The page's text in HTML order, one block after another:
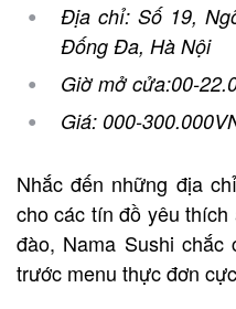
Địa chỉ: Số 19,
Đống Đa, Hà Nội
Giờ mở cửa:00-
Giá: 000-
Nhắc đến những địa
cho các tín đồ yêu
đào, Nama Sushi
trước menu thực đơn